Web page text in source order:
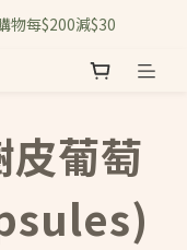
物每$200減$30
葡萄